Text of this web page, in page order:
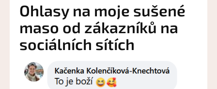
Ohlasy na moje sušené
maso od zákazníků na
sociálních sítích